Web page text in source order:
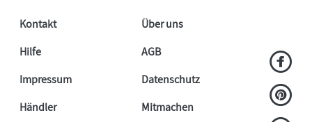
Kontakt
Über uns
Hilfe
AGB
Impressum
Datenschutz
Händler
Mitmachen